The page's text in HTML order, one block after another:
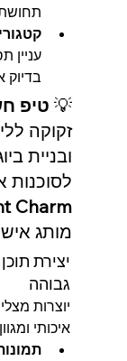
💡 טיפ
זקוקה
ובניית
לסוכנות
Charm
מותג
יצירת
גבוהה
יוצרות
איכותי